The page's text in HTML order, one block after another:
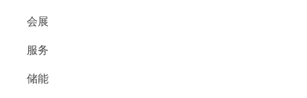
会展
服务
储能